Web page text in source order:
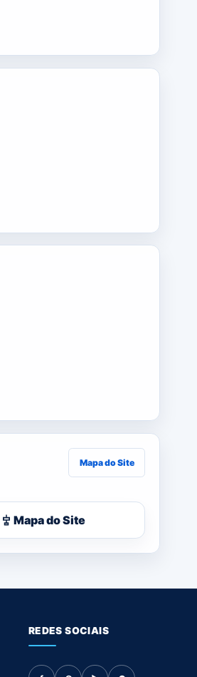
Mapa do Site
Mapa do Site
REDES SOCIAIS